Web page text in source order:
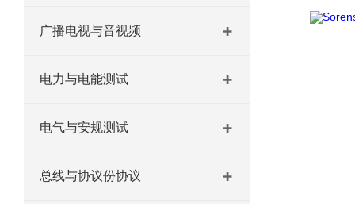
广播电视与音视频
电力与电能测试
电气与安规测试
总线与协议份协议